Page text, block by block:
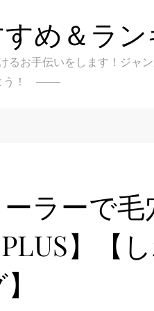
め＆ラ
お手伝いをします！ジャン
！
ラーで
】【